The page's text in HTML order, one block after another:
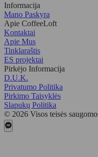
Informacija
Mano Paskyra
Apie CoffeeLoft
Kontaktai
Apie Mus
Tinklaraštis
ES projektai
Pirkėjo Informacija
D.U.K.
Privatumo Politika
Pirkimo Taisyklės
Slapukų Politika
© 2026 Visos teisės